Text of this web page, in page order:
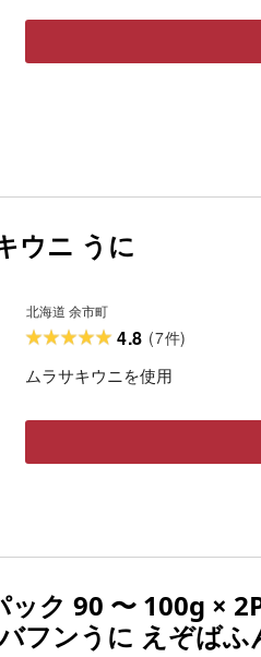
ウニ うに
北海道 余市町
4.8 (7件)
ムラサキウニを使用
ク 90 〜 100g ×
フンうに えぞばふ